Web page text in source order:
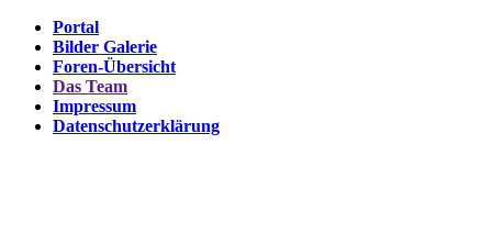
Portal
Bilder Galerie
Foren-Übersicht
Das Team
Impressum
Datenschutzerklärung